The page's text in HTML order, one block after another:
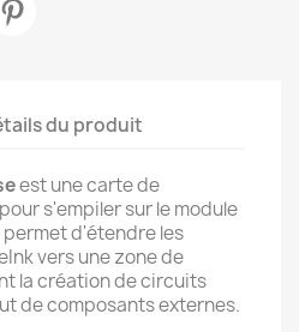
du produit
est une carte de
s'empiler sur le module
permet d'étendre les
vers une zone de
la création de circuits
de composants externes.